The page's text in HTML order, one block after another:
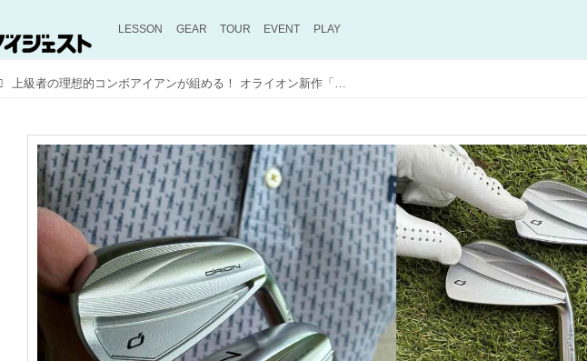
LESSON GEAR TOUR EVENT PLAY
上級者の理想的コンボアイアンが組める！ オライオン新作「GENIUS」はCBとMB、顔もロフトも完全一致【人気ゴルフ工房のおすすめクラブをキング・オブ・試打が語る】